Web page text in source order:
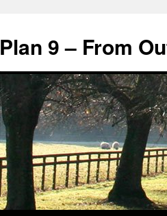
springen
Plan 9 – From